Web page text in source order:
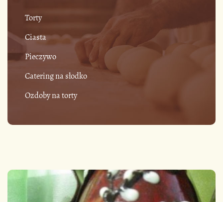
Torty
Ciasta
Pieczywo
Catering na słodko
Ozdoby na torty